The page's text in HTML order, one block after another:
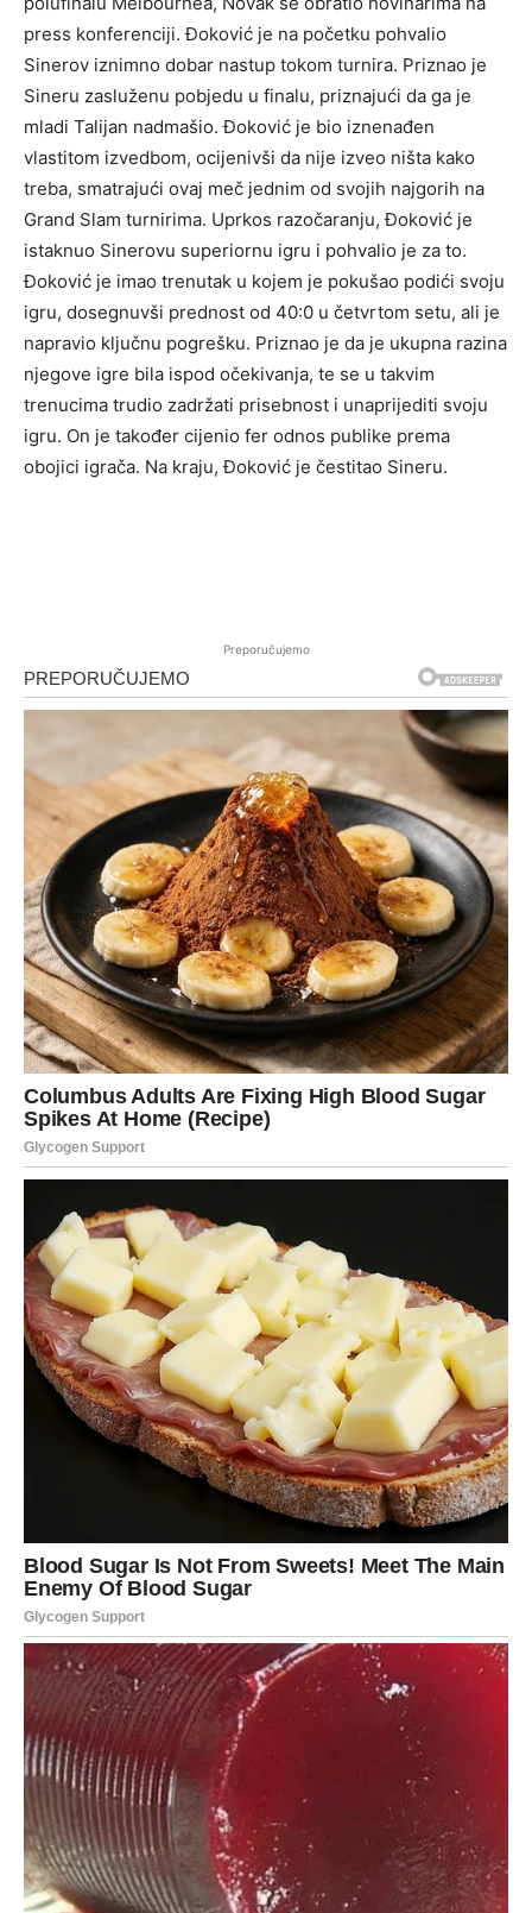
press konferenciji. Đoković je na početku pohvalio
Sinerov iznimno dobar nastup tokom turnira. Priznao je
Sineru zasluženu pobjedu u finalu, priznajući da ga je
mladi Talijan nadmašio. Đoković je bio iznenađen
vlastitom izvedbom, ocijenivši da nije izveo ništa kako
treba, smatrajući ovaj meč jednim od svojih najgorih na
Grand Slam turnirima. Uprkos razočaranju, Đoković je
istaknuo Sinerovu superiornu igru i pohvalio je za to.
Đoković je imao trenutak u kojem je pokušao podići svoju
igru, dosegnuvši prednost od 40:0 u četvrtom setu, ali je
napravio ključnu pogrešku. Priznao je da je ukupna razina
njegove igre bila ispod očekivanja, te se u takvim
trenucima trudio zadržati prisebnost i unaprijediti svoju
igru. On je također cijenio fer odnos publike prema
obojici igrača. Na kraju, Đoković je čestitao Sineru.
Preporučujemo